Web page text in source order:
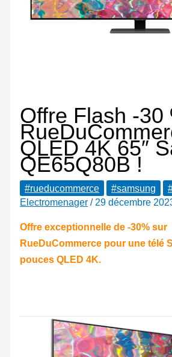
Offre Flash -30
QLED 4K 65″
QE65Q80B !
#rueducommerce #samsung
Electromenager / 29 décembre
Offre exceptionnelle de -30% sur
RueDuCommerce pour une télé
pouces QLED 4K.